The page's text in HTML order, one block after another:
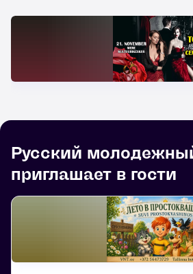
Русский
приглашает в гости